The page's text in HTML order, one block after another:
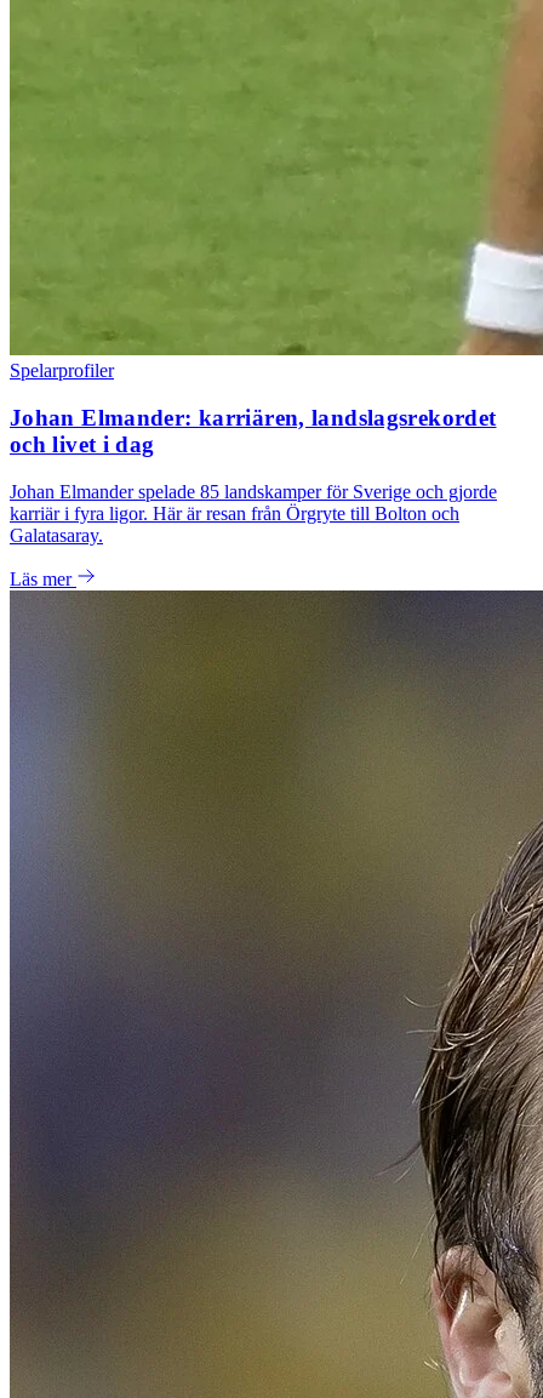
Spelarprofiler
Johan Elmander: karriären, landslagsrekordet
och livet i dag
Johan Elmander spelade 85 landskamper för Sverige och gjorde
karriär i fyra ligor. Här är resan från Örgryte till Bolton och
Galatasaray.
Läs mer